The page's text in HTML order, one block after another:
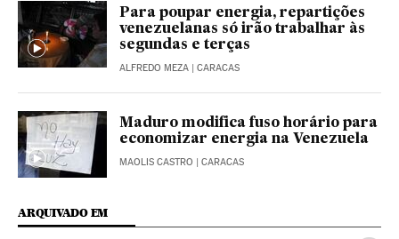
Para poupar energia, repartições
venezuelanas só irão trabalhar às
segundas e terças
ALFREDO MEZA | CARACAS
Maduro modifica fuso horário para
economizar energia na Venezuela
MAOLIS CASTRO | CARACAS
ARQUIVADO EM